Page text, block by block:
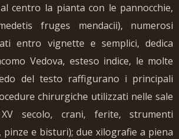
centro la pianta con le pannocchie,
fruges mendacii), numerosi
entro vignette e semplici, dedica
Vedova, esteso indice, le molte
del testo raffigurano i principali
chirurgiche utilizzati nelle sale
secolo, crani, ferite, strumenti
e bisturi); due xilografie a piena